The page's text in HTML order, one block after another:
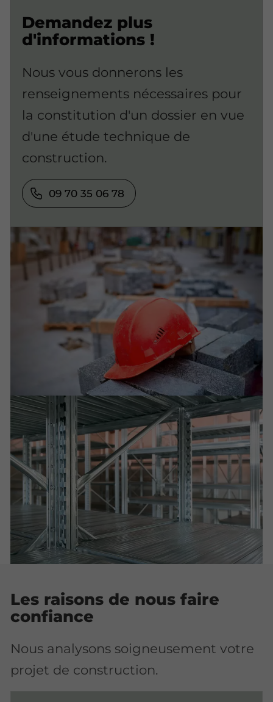
Demandez plus
d'informations !
Nous vous donnerons les
renseignements nécessaires pour
la constitution d'un dossier en vue
d'une étude technique de
construction.
09 70 35 06 78
Les raisons de nous faire
confiance
Nous analysons soigneusement votre
projet de construction.